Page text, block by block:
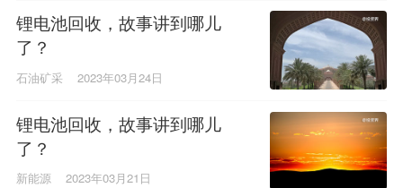
锂电池回收，故事讲到哪儿
了？
石油矿采 2023年03月24日
锂电池回收，故事讲到哪儿
了？
新能源 2023年03月21日